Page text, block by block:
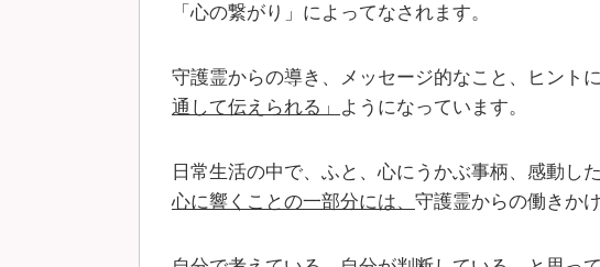
「心の繋がり」によってなされます。
守護霊からの導き、メッセージ的なこと、ヒント
通して伝えられる」
ようになっています。
日常生活の中で、ふと、心にうかぶ事柄、感動し
心に響くことの一部分には、 守護霊からの働きか